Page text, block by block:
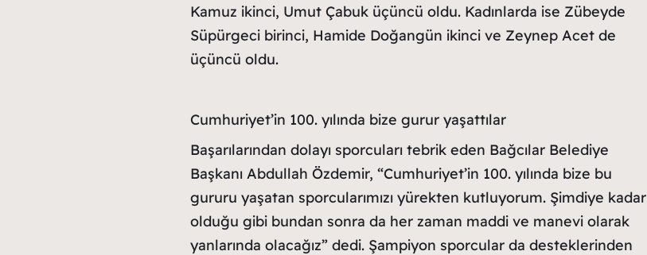
Kamuz ikinci, Umut Çabuk üçüncü oldu. Kadınlarda ise Zübeyde
Süpürgeci birinci, Hamide Doğangün ikinci ve Zeynep Acet de
üçüncü oldu.
Cumhuriyet’in 100. yılında bize gurur yaşattılar
Başarılarından dolayı sporcuları tebrik eden Bağcılar Belediye
Başkanı Abdullah Özdemir, “Cumhuriyet’in 100. yılında bize bu
gururu yaşatan sporcularımızı yürekten kutluyorum. Şimdiye kadar
olduğu gibi bundan sonra da her zaman maddi ve manevi olarak
yanlarında olacağız” dedi. Şampiyon sporcular da desteklerinden